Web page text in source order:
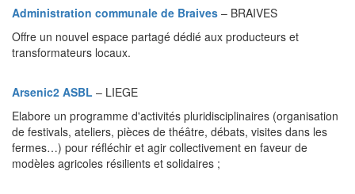
Administration communale de Braives – BRAIVES
Offre un nouvel espace partagé dédié aux producteurs et
transformateurs locaux.
Arsenic2 ASBL – LIEGE
Elabore un programme d'activités pluridisciplinaires (organisation
de festivals, ateliers, pièces de théâtre, débats, visites dans les
fermes…) pour réfléchir et agir collectivement en faveur de
modèles agricoles résilients et solidaires ;